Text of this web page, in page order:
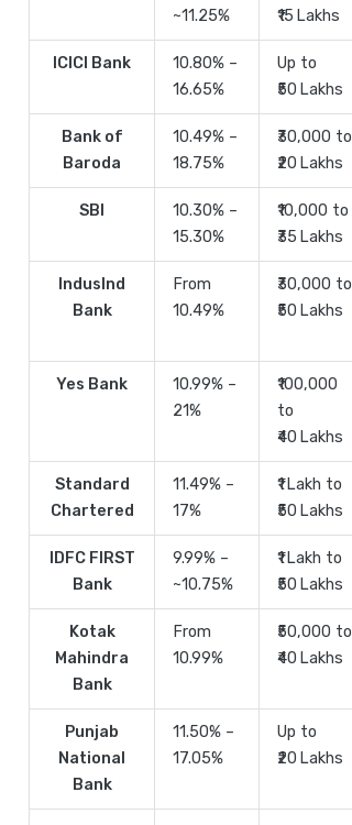
~11.25%
₹15 Lakhs
ICICI Bank
10.80% –
16.65%
Up to
₹50 Lakhs
Bank of
Baroda
10.49% –
18.75%
₹30,000 to
₹20 Lakhs
SBI
10.30% –
15.30%
₹10,000 to
₹35 Lakhs
IndusInd
Bank
From
10.49%
₹30,000 to
₹50 Lakhs
Yes Bank
10.99% –
21%
₹100,000
to
₹40 Lakhs
Standard
Chartered
11.49% –
17%
₹1 Lakh to
₹50 Lakhs
IDFC FIRST
Bank
9.99% –
~10.75%
₹1 Lakh to
₹50 Lakhs
Kotak
Mahindra
Bank
From
10.99%
₹50,000 to
₹40 Lakhs
Punjab
National
Bank
11.50% –
17.05%
Up to
₹20 Lakhs